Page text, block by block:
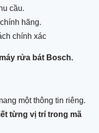
cầu.
hãng.
chính xác
rửa bát Bosch.
một thông tin riêng.
từng vị trí trong mã